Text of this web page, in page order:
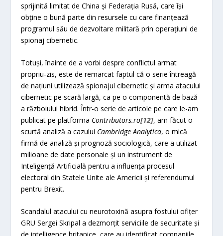
sprijinită limitat de China și Federația Rusă, care își
obține o bună parte din resursele cu care finanțează
programul său de dezvoltare militară prin operațiuni de
spionaj cibernetic.
Totuși, înainte de a vorbi despre conflictul armat
propriu-zis, este de remarcat faptul că o serie întreagă
de națiuni utilizează spionajul cibernetic și arma atacului
cibernetic pe scară largă, ca pe o componentă de bază
a războiului hibrid. Într-o serie de articole pe care le-am
publicat pe platforma Contributors.ro[12], am făcut o
scurtă analiză a cazului Cambridge Analytica, o mică
firmă de analiză și prognoză sociologică, care a utilizat
milioane de date personale și un instrument de
Inteligență Artificială pentru a influența procesul
electoral din Statele Unite ale Americii și referendumul
pentru Brexit.
Scandalul atacului cu neurotoxină asupra fostului ofițer
GRU Sergei Skripal a dezmorțit serviciile de securitate și